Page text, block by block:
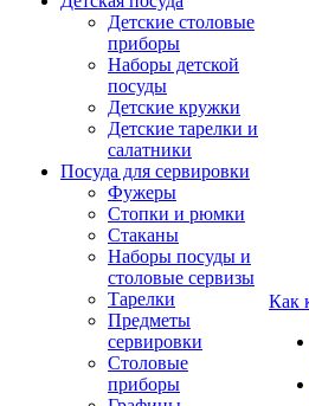
Детские столовые
приборы
Наборы детской
посуды
Детские кружки
Детские тарелки и
салатники
Посуда для сервировки
Фужеры
Стопки и рюмки
Стаканы
Наборы посуды и
столовые сервизы
Тарелки
Предметы
сервировки
Столовые
приборы
Как